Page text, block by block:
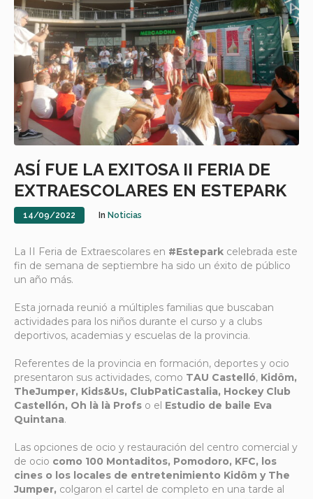
ASÍ FUE LA EXITOSA II FERIA DE
EXTRAESCOLARES EN ESTEPARK
14/09/2022 In Noticias
La II Feria de Extraescolares en #Estepark celebrada este
fin de semana de septiembre ha sido un éxito de público
un año más.
Esta jornada reunió a múltiples familias que buscaban
actividades para los niños durante el curso y a clubs
deportivos, academias y escuelas de la provincia.
Referentes de la provincia en formación, deportes y ocio
presentaron sus actividades, como TAU Castelló, Kidôm,
TheJumper, Kids&Us, ClubPatiCastalia, Hockey Club
Castellón, Oh là là Profs o el Estudio de baile Eva
Quintana.
Las opciones de ocio y restauración del centro comercial y
de ocio como 100 Montaditos, Pomodoro, KFC, los
cines o los locales de entretenimiento Kidôm y The
Jumper, colgaron el cartel de completo en una tarde al